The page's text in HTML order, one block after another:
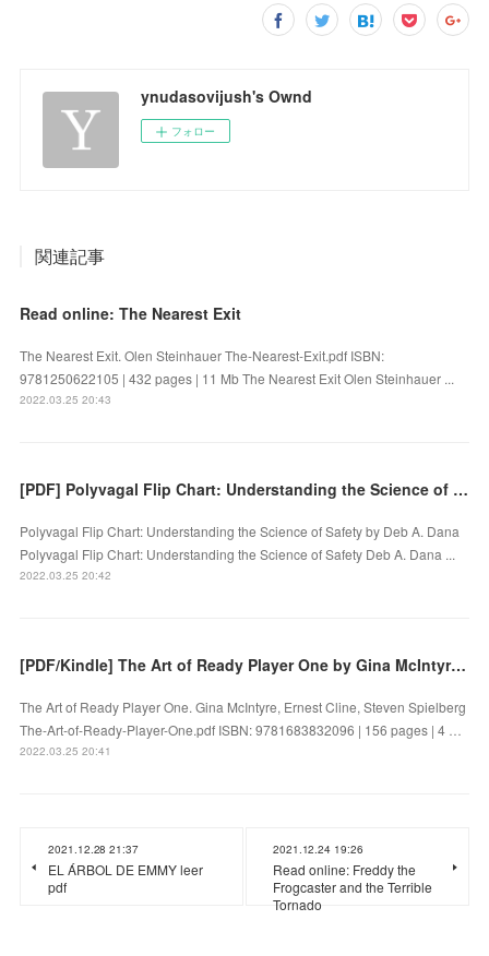
ynudasovijush's Ownd
フォロー
関連記事
Read online: The Nearest Exit
The Nearest Exit. Olen Steinhauer The-Nearest-Exit.pdf ISBN:
9781250622105 | 432 pages | 11 Mb The Nearest Exit Olen Steinhauer ...
2022.03.25 20:43
[PDF] Polyvagal Flip Chart: Understanding the Science of Safety download
Polyvagal Flip Chart: Understanding the Science of Safety by Deb A. Dana
Polyvagal Flip Chart: Understanding the Science of Safety Deb A. Dana ...
2022.03.25 20:42
[PDF/Kindle] The Art of Ready Player One by Gina McIntyre, Ernest Cline, Steven Spielberg
The Art of Ready Player One. Gina McIntyre, Ernest Cline, Steven Spielberg
The-Art-of-Ready-Player-One.pdf ISBN: 9781683832096 | 156 pages | 4 …
2022.03.25 20:41
2021.12.28 21:37
EL ÁRBOL DE EMMY leer
pdf
2021.12.24 19:26
Read online: Freddy the
Frogcaster and the Terrible
Tornado